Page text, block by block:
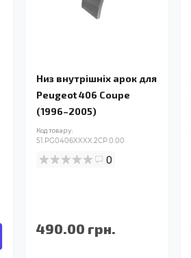
Низ внутрішніх арок для
Peugeot 406 Coupe
(1996–2005)
Код товару:
51.PG0406XXXX.2CP.0.00
0
490.00 грн.